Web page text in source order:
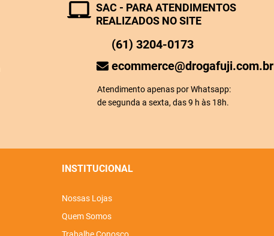
SAC - PARA ATENDIMENTOS
REALIZADOS NO SITE
(61) 3204-0173
ecommerce@drogafuji.com.br
Atendimento apenas por Whatsapp:
de segunda a sexta, das 9 h às 18h.
INSTITUCIONAL
Nossas Lojas
Quem Somos
Trabalhe Conosco